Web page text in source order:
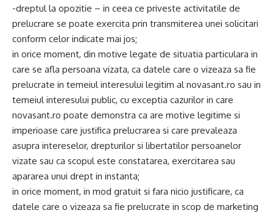
-dreptul la opozitie – in ceea ce priveste activitatile de
prelucrare se poate exercita prin transmiterea unei solicitari
conform celor indicate mai jos;
in orice moment, din motive legate de situatia particulara in
care se afla persoana vizata, ca datele care o vizeaza sa fie
prelucrate in temeiul interesului legitim al novasant.ro sau in
temeiul interesului public, cu exceptia cazurilor in care
novasant.ro poate demonstra ca are motive legitime si
imperioase care justifica prelucrarea si care prevaleaza
asupra intereselor, drepturilor si libertatilor persoanelor
vizate sau ca scopul este constatarea, exercitarea sau
apararea unui drept in instanta;
in orice moment, in mod gratuit si fara nicio justificare, ca
datele care o vizeaza sa fie prelucrate in scop de marketing